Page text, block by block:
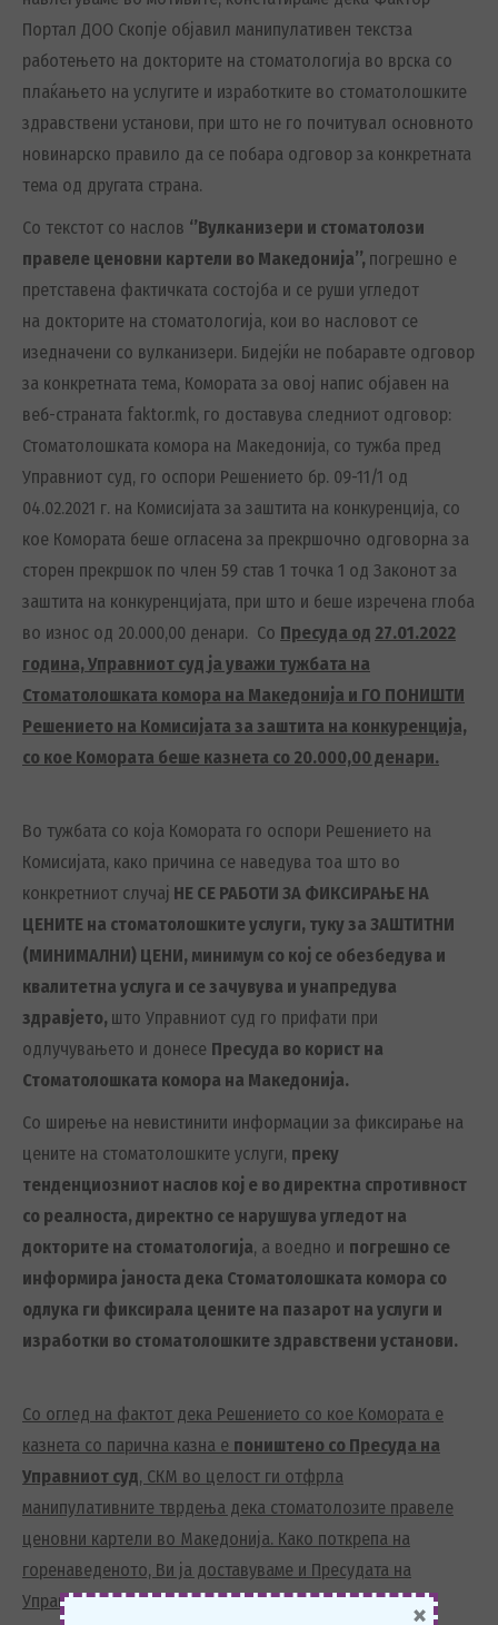
Портал ДОО Скопје објавил манипулативен текстза
работењето на докторите на стоматологија во врска со
плаќањето на услугите и изработките во стоматолошките
здравствени установи, при што не го почитувал основното
новинарско правило да се побара одговор за конкретната
тема од другата страна.
Со текстот со наслов ‘’Вулканизери и стоматолози
правеле ценовни картели во Македонија’’, погрешно е
претставена фактичката состојба и се руши угледот
на докторите на стоматологија, кои во насловот се
изедначени со вулканизери. Бидејќи не побаравте одговор
за конкретната тема, Комората за овој напис објавен на
веб-страната faktor.mk, го доставува следниот одговор:
Стоматолошката комора на Македонија, со тужба пред
Управниот суд, го оспори Решението бр. 09-11/1 од
04.02.2021 г. на Комисијата за заштита на конкуренција, со
кое Комората беше огласена за прекршочно одговорна за
сторен прекршок по член 59 став 1 точка 1 од Законот за
заштита на конкуренцијата, при што и беше изречена глоба
во износ од 20.000,00 денари. Со Пресуда од 27.01.2022
година,Управниот суд ја уважи тужбата на
Стоматолошката комора на Македонија и ГО ПОНИШТИ
Решението на Комисијата за заштита на конкуренција,
со кое Комората беше казнета со 20.000,00 денари.
Во тужбата со која Комората го оспори Решението на
Комисијата, како причина се наведува тоа што во
конкретниот случај НЕ СЕ РАБОТИ ЗА ФИКСИРАЊЕ НА
ЦЕНИТЕ на стоматолошките услуги, туку за ЗАШТИТНИ
(МИНИМАЛНИ) ЦЕНИ, минимум со кој се обезбедува и
квалитетна услуга и се зачувува и унапредува
здравјето, што Управниот суд го прифати при
одлучувањето и донесе Пресуда во корист на
Стоматолошката комора на Македонија.
Со ширење на невистинити информации за фиксирање на
цените на стоматолошките услуги, преку
тенденциозниот наслов кој е во директна спротивност
со реалноста, директно се нарушува угледот на
докторите на стоматологија, а воедно и погрешно се
информира јаноста дека Стоматолошката комора со
одлука ги фиксирала цените на пазарот на услуги и
изработки во стоматолошките здравствени установи.
Со оглед на фактот дека Решението со кое Комората е
казнета со парична казна е поништено со Пресуда на
Управниот суд, СКМ во целост ги отфрла
манипулативните тврдења дека стоматолозите правеле
ценовни картели во Македонија. Како поткрепа на
горенаведеното, Ви ја доставуваме и Пресудата на
Управниот суд.
×